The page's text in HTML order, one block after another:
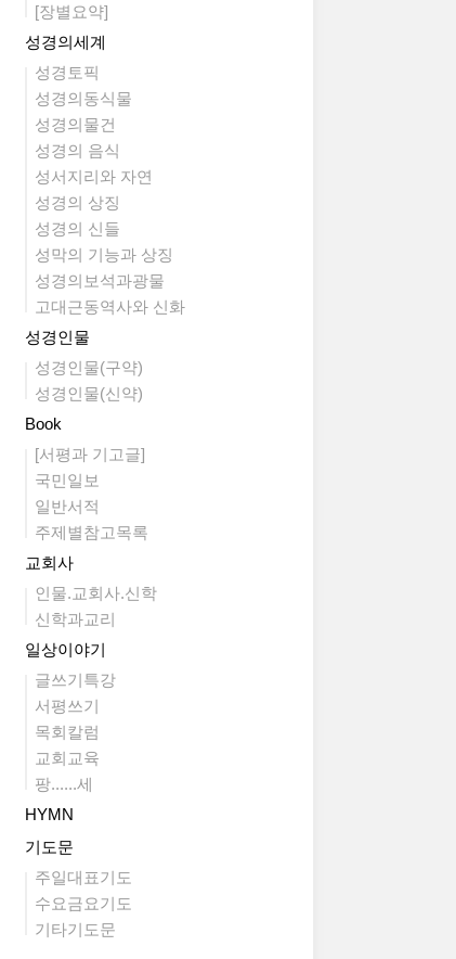
[장별요약]
성경의세계
성경토픽
성경의동식물
성경의물건
성경의 음식
성서지리와 자연
성경의 상징
성경의 신들
성막의 기능과 상징
성경의보석과광물
고대근동역사와 신화
성경인물
성경인물(구약)
성경인물(신약)
Book
[서평과 기고글]
국민일보
일반서적
주제별참고목록
교회사
인물.교회사.신학
신학과교리
일상이야기
글쓰기특강
서평쓰기
목회칼럼
교회교육
팡......세
HYMN
기도문
주일대표기도
수요금요기도
기타기도문